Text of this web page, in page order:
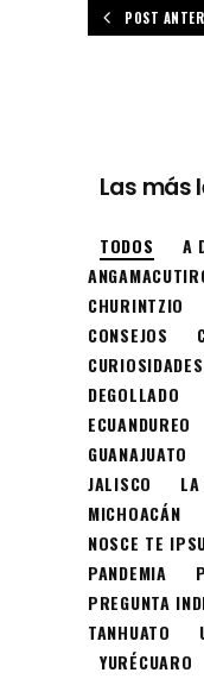
POST
Las más
TODOS A
CHURINTZIO
CONSEJOS
CURIOSIDADES
DEGOLLADO
ECUANDUREO
GUANAJUATO
JALISCO
MICHOACÁN
NOSCE TE
PANDEMIA
PREGUNTA
TANHUATO
YURÉCUARO